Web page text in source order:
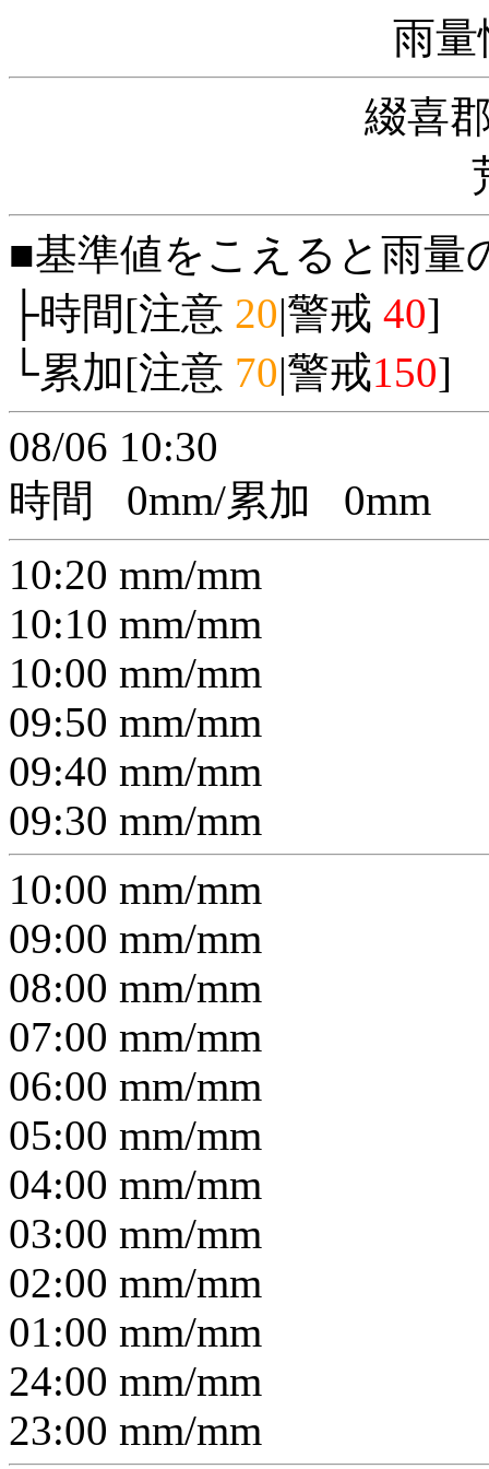
雨量
綴喜
■基準値をこえると雨量
├時間[注意 20|警戒 40]
└累加[注意 70|警戒150]
08/06 10:30
時間
0mm/累加 0mm
10:20 mm/mm
10:10 mm/mm
10:00 mm/mm
09:50 mm/mm
09:40 mm/mm
09:30 mm/mm
10:00 mm/mm
09:00 mm/mm
08:00 mm/mm
07:00 mm/mm
06:00 mm/mm
05:00 mm/mm
04:00 mm/mm
03:00 mm/mm
02:00 mm/mm
01:00 mm/mm
24:00 mm/mm
23:00 mm/mm